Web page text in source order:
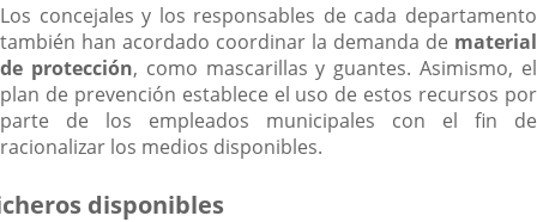
Los concejales y los responsables de cada departamento
también han acordado coordinar la demanda de material
de protección, como mascarillas y guantes. Asimismo, el
plan de prevención establece el uso de estos recursos por
parte de los empleados municipales con el fin de
racionalizar los medios disponibles.
disponibles